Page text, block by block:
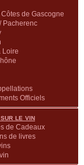
Côtes de Gascogne
Pacherenc
Loire
Officiels
le vin
de Cadeaux
de livres